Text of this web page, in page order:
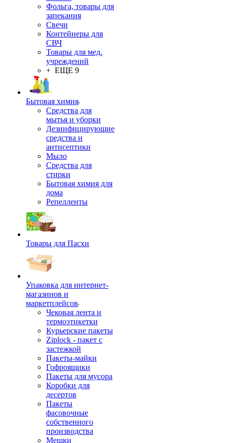
Фольга, товары для
запекания
Свечи
Контейнеры для
СВЧ
Товары для мед.
учреждений
+ ЕЩЕ 9
Бытовая химия
Средства для
мытья и уборки
Дезинфицирующие
средства и
антисептики
Мыло
Средства для
стирки
Бытовая химия для
дома
Репелленты
Товары для Пасхи
Упаковка для интернет-
магазинов и
маркетплейсов
Чековая лента и
термоэтикетки
Курьерские пакеты
Ziplock - пакет с
застежкой
Пакеты-майки
Гофроящики
Пакеты для мусора
Коробки для
десертов
Пакеты
фасовочные
собственного
производства
Мешки